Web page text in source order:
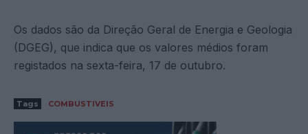
Os dados são da Direção Geral de Energia e Geologia
(DGEG), que indica que os valores médios foram
registados na sexta-feira, 17 de outubro.
Tags COMBUSTIVEIS